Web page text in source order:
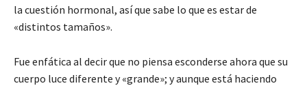
la cuestión hormonal, así que sabe lo que es estar de
«distintos tamaños».
Fue enfática al decir que no piensa esconderse ahora que su
cuerpo luce diferente y «grande»; y aunque está haciendo